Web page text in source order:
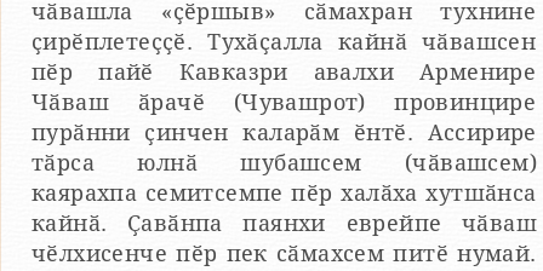
чӑвашла «ҫӗршыв» сӑмахран тухнине
ҫирӗплетеҫҫӗ. Тухӑҫалла кайнӑ чӑвашсен
пӗр пайӗ Кавказри авалхи Арменире
Чӑваш ӑрачӗ (Чувашрот) провинцире
пурӑнни ҫинчен каларӑм ӗнтӗ. Ассирире
тӑрса юлнӑ шубашсем (чӑвашсем)
каярахпа семитсемпе пӗр халӑха хутшӑнса
кайнӑ. Ҫавӑнпа паянхи еврейпе чӑваш
чӗлхисенче пӗр пек сӑмахсем питӗ нумай.